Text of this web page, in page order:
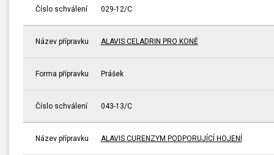
Číslo schválení 029-12/C
Název přípravku ALAVIS CELADRIN PRO KONĚ
Forma přípravku Prášek
Číslo schválení 043-13/C
Název přípravku ALAVIS CURENZYM PODPORUJÍCÍ HOJENÍ